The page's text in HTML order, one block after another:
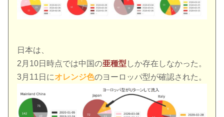
日本は、
2月10日時点では中国の亜種型 しか存在しなかった。
3月11日にオレンジ色のヨーロッパ型が確認された。